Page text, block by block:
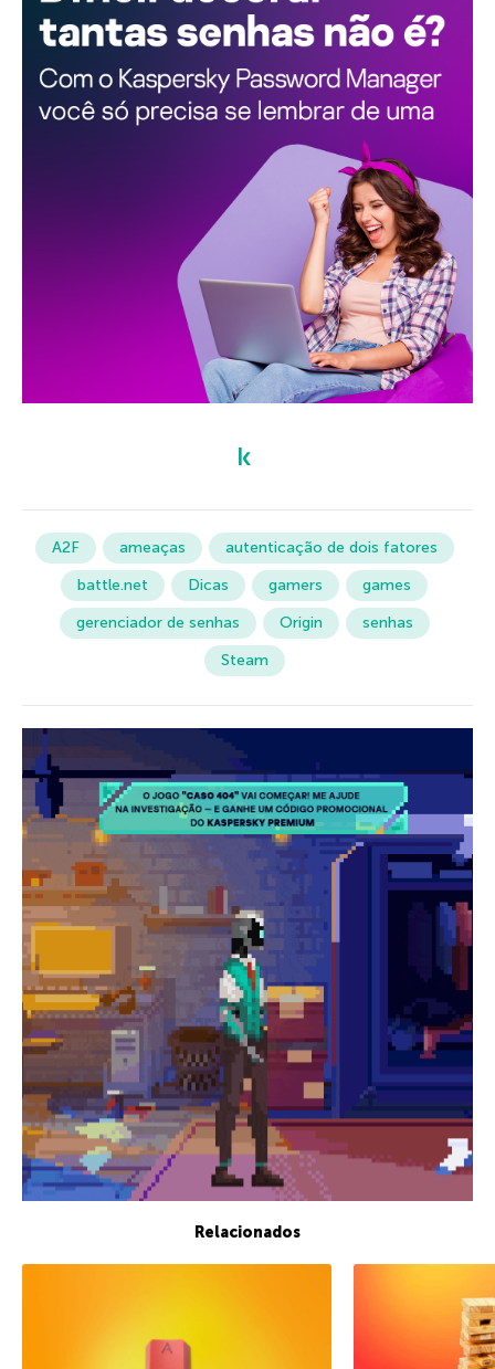
A2F ameaças
autenticação de dois fatores
battle.net
Dicas gamers
games
gerenciador de senhas
Origin
senhas
Steam
Relacionados